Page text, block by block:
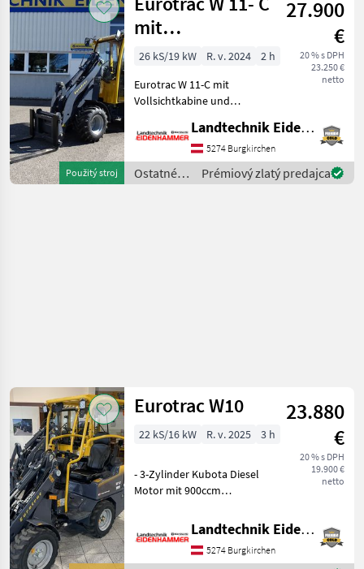
silové
stroje /
Eurotrac
Použitý stroj
mit
Vollsichtkabine
und Heizung
27.900
€
20 % s DPH
23.250 €
netto
26 kS/19 kW R. v. 2024
2 h
Eurotrac W 11-C mit
Vollsichtkabine und
Zylinder) Motor 26PS Stage
V - Hydr. Knicklenker mit
hydrostatischem
Allradantrieb - Hydraul
Landtechnik Eidenhammer GmbH
5274 Burgkirchen
Ostatné
poľnohospodárske
Prémiový zlatý predajca
Eurotrac W10
23.880
€
20 % s DPH
19.900 €
netto
22 kS/16 kW R. v. 2025 3 h
- 3-Zylinder Kubota Diesel
Motor mit 900ccm
Allradantrieb - Bucher
Hydraulik Italien - extra
Hydraulikkreislauf auf dem
Landtechnik Eidenhammer GmbH
5274 Burgkirchen